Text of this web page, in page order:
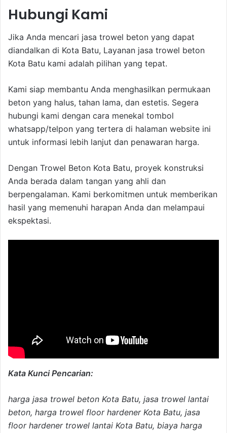
Hubungi Kami
Jika Anda mencari jasa trowel beton yang dapat
diandalkan di Kota Batu, Layanan jasa trowel beton
Kota Batu kami adalah pilihan yang tepat.
Kami siap membantu Anda menghasilkan permukaan
beton yang halus, tahan lama, dan estetis. Segera
hubungi kami dengan cara menekal tombol
whatsapp/telpon yang tertera di halaman website ini
untuk informasi lebih lanjut dan penawaran harga.
Dengan Trowel Beton Kota Batu, proyek konstruksi
Anda berada dalam tangan yang ahli dan
berpengalaman. Kami berkomitmen untuk memberikan
hasil yang memenuhi harapan Anda dan melampaui
ekspektasi.
Kata Kunci Pencarian:
harga jasa trowel beton Kota Batu, jasa trowel lantai
beton, harga trowel floor hardener Kota Batu, jasa
floor hardener trowel lantai Kota Batu, biaya harga